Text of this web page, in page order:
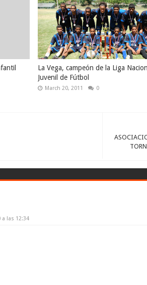
La Vega, campeón de la Liga
Juvenil de Fútbol
March 20, 2011 0
las 12:34